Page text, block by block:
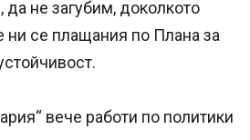
не загубим, доколкото
се плащания по Плана за
вече работи по политики